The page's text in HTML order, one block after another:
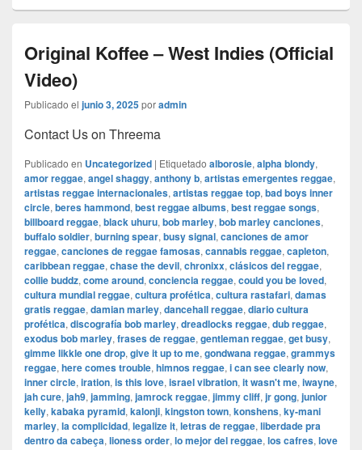
Original Koffee – West Indies (Official
Video)
Publicado el junio 3, 2025poradmin
Contact Us on Threema
Publicado en Uncategorized | Etiquetado alborosie, alpha blondy,
amor reggae, angel shaggy, anthony b, artistas emergentes reggae,
artistas reggae internacionales, artistas reggae top, bad boys inner
circle, beres hammond, best reggae albums, best reggae songs,
billboard reggae, black uhuru, bob marley, bob marley canciones,
buffalo soldier, burning spear, busy signal, canciones de amor
reggae, canciones de reggae famosas, cannabis reggae, capleton,
caribbean reggae, chase the devil, chronixx, clásicos del reggae,
collie buddz, come around, conciencia reggae, could you be loved,
cultura mundial reggae, cultura profética, cultura rastafari, damas
gratis reggae, damian marley, dancehall reggae, diario cultura
profética, discografía bob marley, dreadlocks reggae, dub reggae,
exodus bob marley, frases de reggae, gentleman reggae, get busy,
gimme likkle one drop, give it up to me, gondwana reggae, grammys
reggae, here comes trouble, himnos reggae, i can see clearly now,
inner circle, iration, is this love, israel vibration, it wasn't me, iwayne,
jah cure, jah9, jamming, jamrock reggae, jimmy cliff, jr gong, junior
kelly, kabaka pyramid, kalonji, kingston town, konshens, ky-mani
marley, la complicidad, legalize it, letras de reggae, liberdade pra
dentro da cabeça, lioness order, lo mejor del reggae, los cafres, love